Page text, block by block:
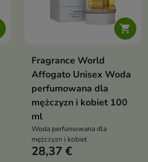

Fragrance World
Affogato Unisex Woda
perfumowana dla
mężczyzn i kobiet 100
ml
Woda perfumowana dla
mężczyzn i kobiet
28,37 €